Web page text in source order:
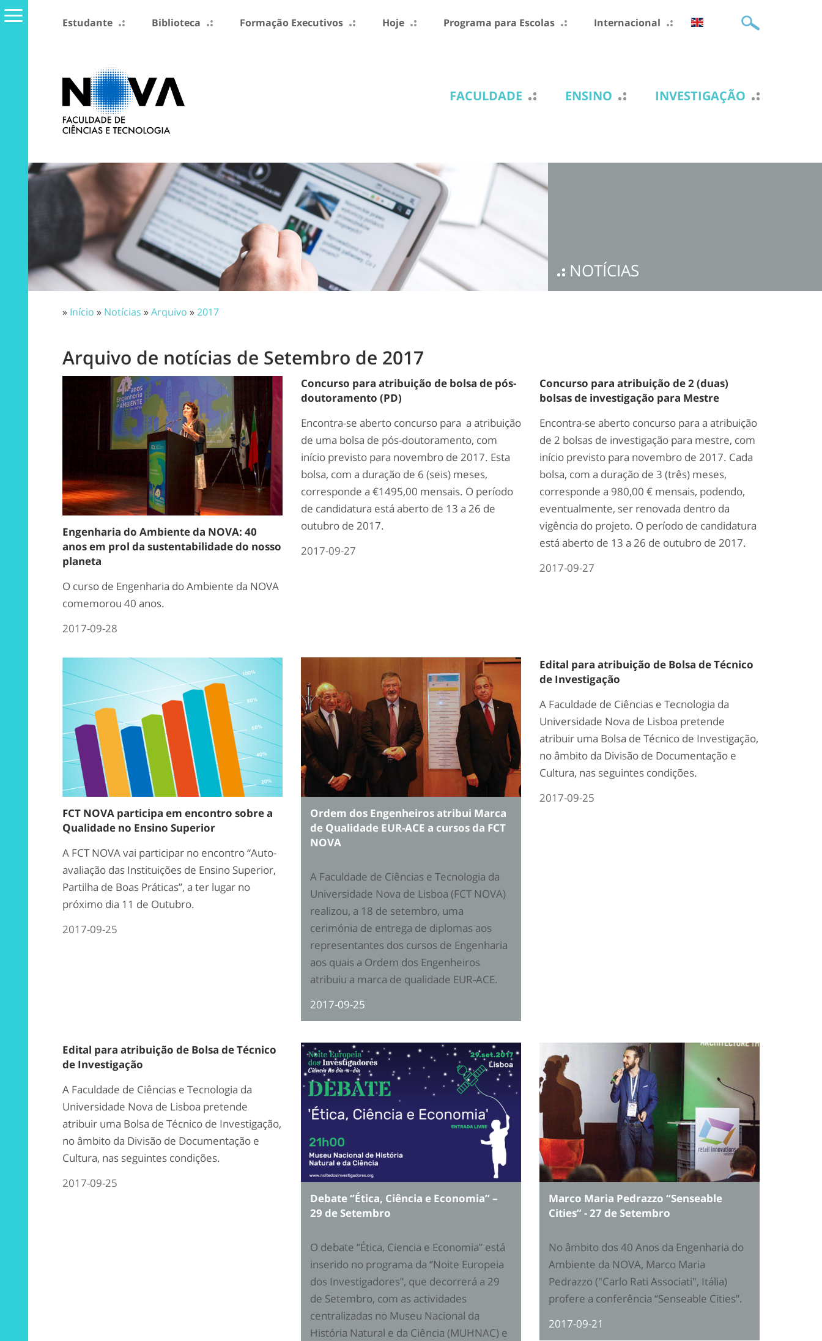
Estudante Biblioteca Formação Executivos Hoje Programa para Escolas Internacional
FACULDADE ENSINO INVESTIGAÇÃO
NOTÍCIAS
» Início » Notícias »Arquivo »2017
Arquivo de notícias de Setembro de 2017
Engenharia do Ambiente da NOVA: 40
anos em prol da sustentabilidade do nosso
planeta
O curso de Engenharia do Ambiente da NOVA
comemorou 40 anos.
2017-09-28
Concurso para atribuição de bolsa de pós-
doutoramento (PD)
Encontra-se aberto concurso para a atribuição
de uma bolsa de pós-doutoramento, com
início previsto para novembro de 2017. Esta
bolsa, com a duração de 6 (seis) meses,
corresponde a €1495,00 mensais. O período
de candidatura está aberto de 13 a 26 de
outubro de 2017.
2017-09-27
Concurso para atribuição de 2 (duas)
bolsas de investigação para Mestre
Encontra-se aberto concurso para a atribuição
de 2 bolsas de investigação para mestre, com
início previsto para novembro de 2017. Cada
bolsa, com a duração de 3 (três) meses,
corresponde a 980,00 € mensais, podendo,
eventualmente, ser renovada dentro da
vigência do projeto. O período de candidatura
está aberto de 13 a 26 de outubro de 2017.
2017-09-27
FCT NOVA participa em encontro sobre a
Qualidade no Ensino Superior
A FCT NOVA vai participar no encontro “Auto-
avaliação das Instituições de Ensino Superior,
Partilha de Boas Práticas”, a ter lugar no
próximo dia 11 de Outubro.
2017-09-25
Ordem dos Engenheiros atribui Marca
de Qualidade EUR-ACE a cursos da FCT
NOVA
A Faculdade de Ciências e Tecnologia da
Universidade Nova de Lisboa (FCT NOVA)
realizou, a 18 de setembro, uma
cerimónia de entrega de diplomas aos
representantes dos cursos de Engenharia
aos quais a Ordem dos Engenheiros
atribuiu a marca de qualidade EUR-ACE.
2017-09-25
Edital para atribuição de Bolsa de Técnico
de Investigação
A Faculdade de Ciências e Tecnologia da
Universidade Nova de Lisboa pretende
atribuir uma Bolsa de Técnico de Investigação,
no âmbito da Divisão de Documentação e
Cultura, nas seguintes condições.
2017-09-25
Edital para atribuição de Bolsa de Técnico
de Investigação
A Faculdade de Ciências e Tecnologia da
Universidade Nova de Lisboa pretende
atribuir uma Bolsa de Técnico de Investigação,
no âmbito da Divisão de Documentação e
Cultura, nas seguintes condições.
2017-09-25
Debate ‘’Ética, Ciência e Economia’’ –
29 de Setembro
O debate ‘’Ética, Ciencia e Economia’’ está
inserido no programa da ‘’Noite Europeia
dos Investigadores’’, que decorrerá a 29
de Setembro, com as actividades
centralizadas no Museu Nacional da
História Natural e da Ciência (MUHNAC) e
Marco Maria Pedrazzo “Senseable
Cities” - 27 de Setembro
No âmbito dos 40 Anos da Engenharia do
Ambiente da NOVA, Marco Maria
Pedrazzo ("Carlo Rati Associati", Itália)
profere a conferência “Senseable Cities”.
2017-09-21